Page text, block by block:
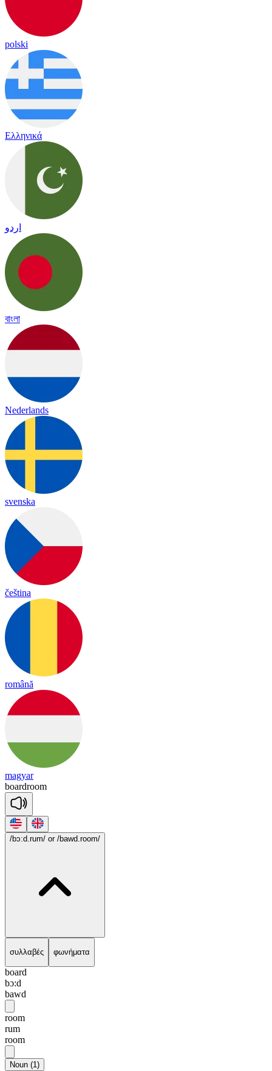
polski
Ελληνικά
اردو
বাংলা
Nederlands
svenska
čeština
română
magyar
boardroom
/bɔ:d.rum/ or /bawd.room/
συλλαβές φωνήματα
board
bɔ:d
bawd
room
rum
room
Noun (1)